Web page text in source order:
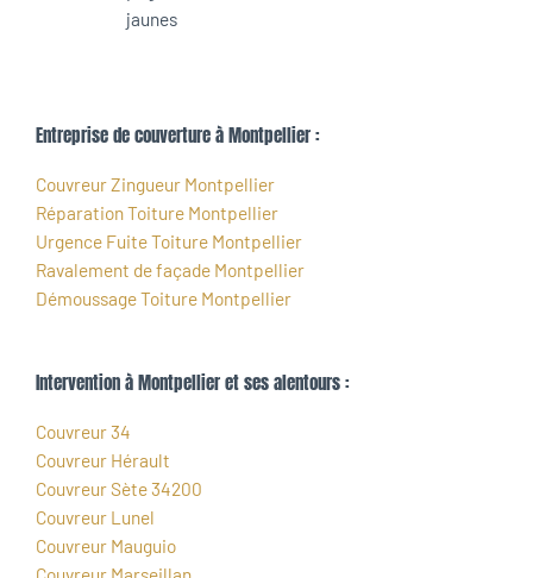
Entreprise de couverture à Montpellier :
Couvreur Zingueur Montpellier
Réparation Toiture Montpellier
Urgence Fuite Toiture Montpellier
Ravalement de façade Montpellier
Démoussage Toiture Montpellier
Intervention à Montpellier et ses alentours :
Couvreur 34
Couvreur Hérault
Couvreur Sète 34200
Couvreur Lunel
Couvreur Mauguio